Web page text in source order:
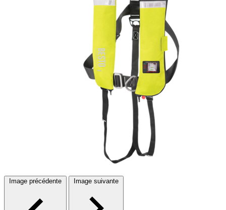
Image précédente Image suivante